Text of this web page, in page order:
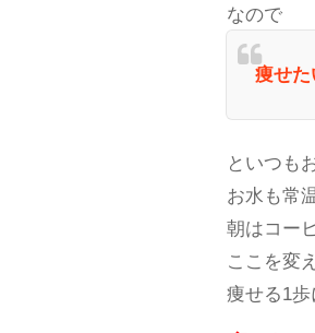
なので
痩せた
といつも
お水も常
朝はコー
ここを変
痩せる1歩